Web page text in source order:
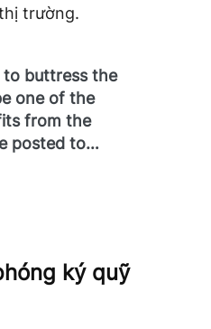
trường.
to buttress the
one of the
from the
posted to…
ký quỹ